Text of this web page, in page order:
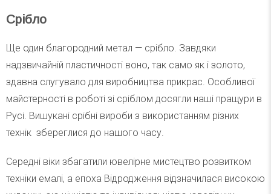
Срібло
Ще один благородний метал — срібло. Завдяки
надзвичайній пластичності воно, так само як і золото,
здавна слугувало для виробництва прикрас. Особливої
майстерності в роботі зі сріблом досягли наші пращури в
Русі. Вишукані срібні вироби з використанням різних
технік збереглися до нашого часу.
Середні віки збагатили ювелірне мистецтво розвитком
техніки емалі, а епоха Відродження відзначилася високою